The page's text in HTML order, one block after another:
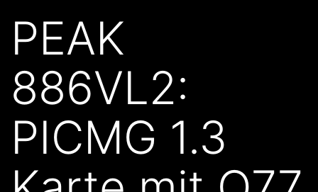
PEAK
886VL2:
PICMG 1.3